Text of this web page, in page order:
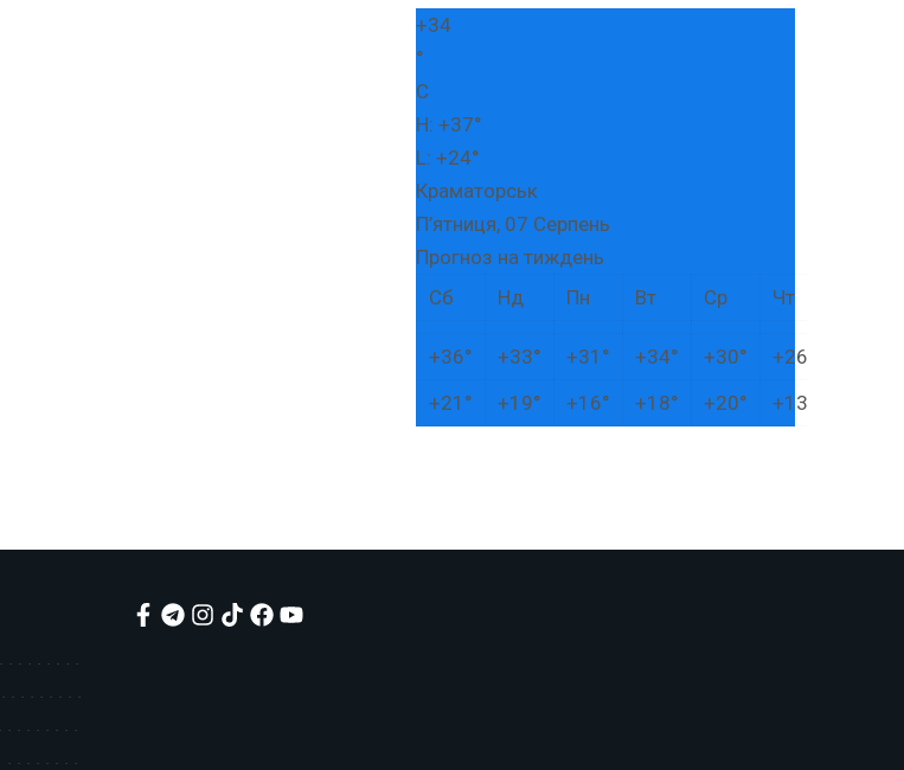
+34
°
C
H: +37°
L: +24°
Краматорськ
П’ятниця, 07 Серпень
Прогноз на тиждень
Сб
Нд Пн Вт Ср Чт
+36° +33° +31° +34° +30° +26°
+21° +19° +16° +18° +20° +13°